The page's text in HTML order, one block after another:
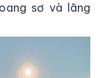
sơ và lãng